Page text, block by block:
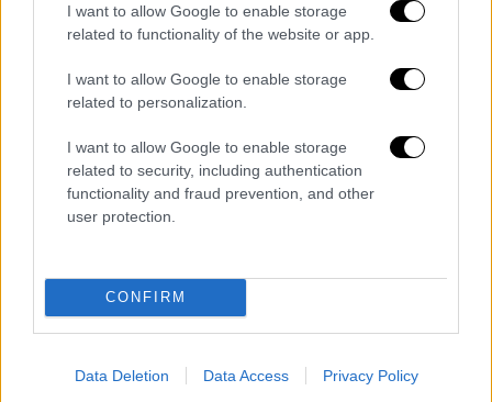
I want to allow Google to enable storage
related to functionality of the website or app.
I want to allow Google to enable storage
related to personalization.
I want to allow Google to enable storage
related to security, including authentication
functionality and fraud prevention, and other
user protection.
CONFIRM
Data Deletion Data Access Privacy Policy
Στους στόχους του υπουργείου Υγείας για
σχεδιασμός με τον οποίο ο ΕΟΠΥΥ θα
μετεξελιχθεί σε έναν ψηφιακό φορέα, που
δεν θα χρειάζεται χαρτί ή χρονοβόρες
διαδικασίες για να εγκρίνει και να ελέγξει
παροχές και υπηρεσίες. Άγνωστο βέβαια
ποια κυβέρνηση θα προκύψει από τις κάλπες